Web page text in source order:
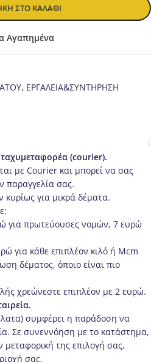
ΣΤΟ ΚΑΛΆΘΙ
Αγαπημένα
, ΕΡΓΑΛΕΙΑ&ΣΥΝΤΗΡΗΣΗ
(courier).
με Courier και μπορεί να σας
παραγγελία σας.
για μικρά δέματα.
για πρωτεύουσες νομών, 7 ευρώ
για κάθε επιπλέον κιλό ή Μcm
δέματος, όποιο είναι πιο
χρεώνεστε επιπλέον με 2 ευρώ.
συμφέρει η παράδοση να
Σε συνεννόηση με το κατάστημα,
της επιλογή σας,
σας.